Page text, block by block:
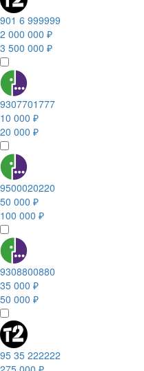
901 6 999999
2 000 000 ₽
3 500 000 ₽
9307701777
10 000 ₽
20 000 ₽
9500020220
50 000 ₽
100 000 ₽
9308800880
35 000 ₽
50 000 ₽
95 35 222222